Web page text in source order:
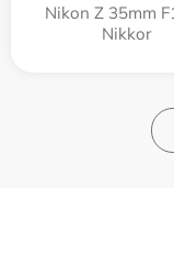
Nikon Z 35mm
Nikkor